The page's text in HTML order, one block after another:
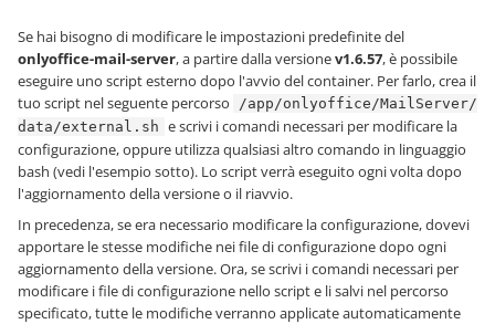
Se hai bisogno di modificare le impostazioni predefinite del
onlyoffice-mail-server, a partire dalla versionev1.6.57, è possibile
eseguire uno script esterno dopo l'avvio del container. Per farlo, crea il
tuo script nel seguente percorso
/app/onlyoffice/MailServer/
data/external.sh e scrivi i comandi necessari per modificare la
configurazione, oppure utilizza qualsiasi altro comando in linguaggio
bash (vedi l'esempio sotto). Lo script verrà eseguito ogni volta dopo
l'aggiornamento della versione o il riavvio.
In precedenza, se era necessario modificare la configurazione, dovevi
apportare le stesse modifiche nei file di configurazione dopo ogni
aggiornamento della versione. Ora, se scrivi i comandi necessari per
modificare i file di configurazione nello script e li salvi nel percorso
specificato, tutte le modifiche verranno applicate automaticamente